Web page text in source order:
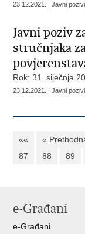
23.12.2021. | Javni
Javni poziv
stručnjaka
Rok: 31. siječnja
23.12.2021. | Javni
«« «
87
88 89
e-Građani
e-Građani